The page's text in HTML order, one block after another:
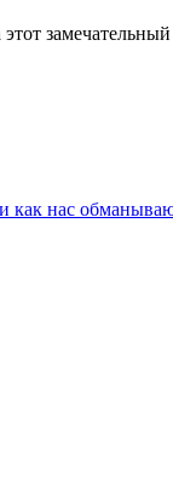
нас